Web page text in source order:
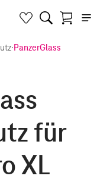
·PanzerGlass
für
XL